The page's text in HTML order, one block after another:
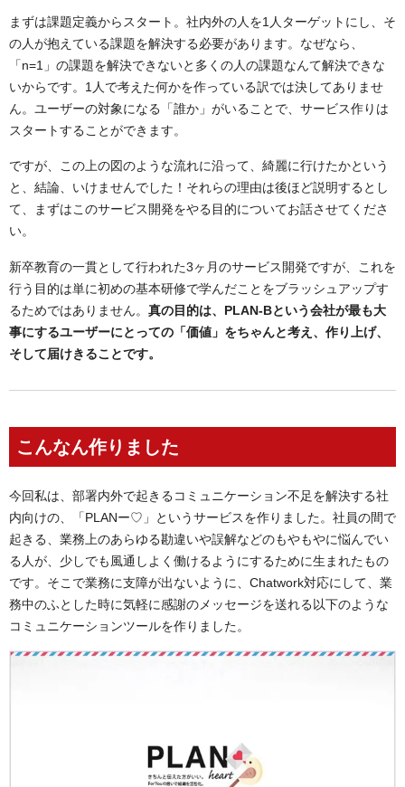
まずは課題定義からスタート。社内外の人を1人ターゲットにし、そ
の人が抱えている課題を解決する必要があります。なぜなら、
「n=1」の課題を解決できないと多くの人の課題なんて解決できな
いからです。1人で考えた何かを作っている訳では決してありませ
ん。ユーザーの対象になる「誰か」がいることで、サービス作りは
スタートすることができます。
ですが、この上の図のような流れに沿って、綺麗に行けたかという
と、結論、いけませんでした！それらの理由は後ほど説明するとし
て、まずはこのサービス開発をやる目的についてお話させてくださ
い。
新卒教育の一貫として行われた3ヶ月のサービス開発ですが、これを
行う目的は単に初めの基本研修で学んだことをブラッシュアップす
るためではありません。 真の目的は、PLAN-Bという会社が最も大
事にするユーザーにとっての「価値」をちゃんと考え、作り上げ、
そして届けきることです。
こんなん作りました
今回私は、部署内外で起きるコミュニケーション不足を解決する社
内向けの、「PLANー♡」というサービスを作りました。社員の間で
起きる、業務上のあらゆる勘違いや誤解などのもやもやに悩んでい
る人が、少しでも風通しよく働けるようにするために生まれたもの
です。そこで業務に支障が出ないように、Chatwork対応にして、業
務中のふとした時に気軽に感謝のメッセージを送れる以下のような
コミュニケーションツールを作りました。